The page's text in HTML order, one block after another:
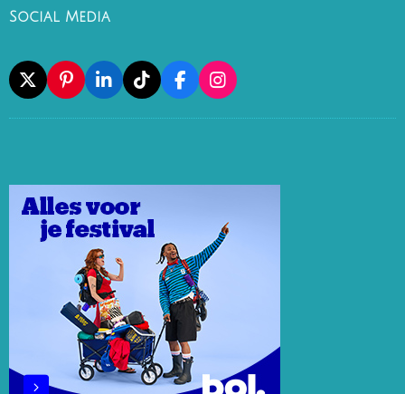
Social Media
X
P
I
N
E
S
T
L
I
N
I
N
T
I
K
F
A
C
O
I
N
S
R
M